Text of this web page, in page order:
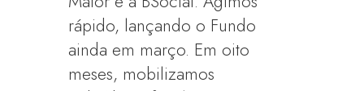
rápido, lançando o Fundo
ainda em março. Em oito
meses, mobilizamos